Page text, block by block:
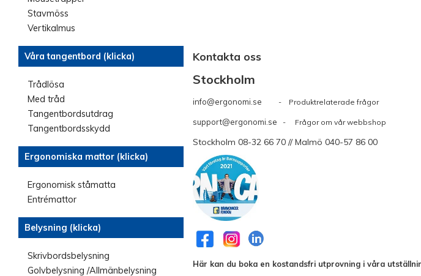
Stavmöss
Vertikalmus
Våra tangentbord (klicka)
Trådlösa
Med tråd
Tangentbordsutdrag
Tangentbordsskydd
Ergonomiska mattor (klicka)
Ergonomisk ståmatta
Entrémattor
Belysning (klicka)
Skrivbordsbelysning
Golvbelysning /Allmänbelysning
Kontakta oss
Stockholm
info@ergonomi.se - Produktrelaterade frågor
support@ergonomi.se - Frågor om vår webbshop
Stockholm 08-32 66 70 // Malmö 040-57 86 00
Här kan du boka en kostandsfri utprovning i våra